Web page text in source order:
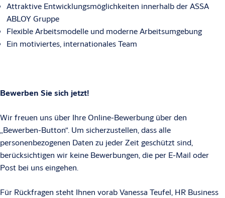
Attraktive Entwicklungsmöglichkeiten innerhalb der ASSA
ABLOY Gruppe
Flexible Arbeitsmodelle und moderne Arbeitsumgebung
Ein motiviertes, internationales Team
Bewerben Sie sich jetzt!
Wir freuen uns über Ihre Online-Bewerbung über den
„Bewerben-Button“. Um sicherzustellen, dass alle
personenbezogenen Daten zu jeder Zeit geschützt sind,
berücksichtigen wir keine Bewerbungen, die per E-Mail oder
Post bei uns eingehen.
Für Rückfragen steht Ihnen vorab Vanessa Teufel, HR Business